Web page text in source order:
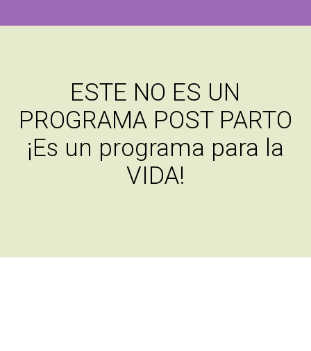
ESTE NO ES UN
PROGRAMA POST PARTO
¡Es un programa para la
VIDA!